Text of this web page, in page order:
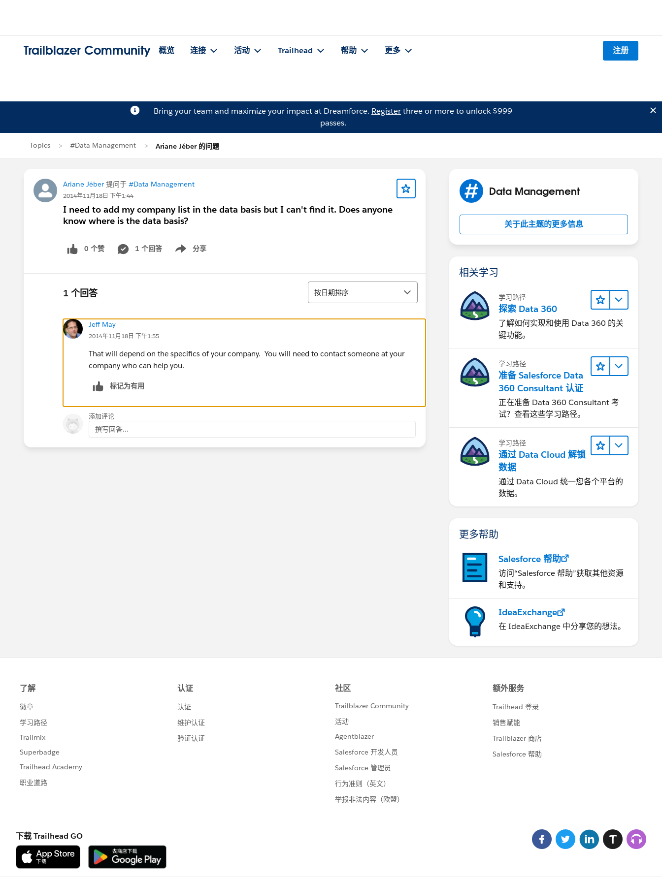
Trailblazer Community 概览 连接 活动 Trailhead 帮助 更多 注册
Bring your team and maximize your impact at Dreamforce. Registerthree or more to unlock $999
passes.
Topics #Data Management Ariane Jéber 的问题
Ariane Jéber 提问于 #Data Management
2014年11月18日 下午1:44
I need to add my company list in the data basis but I can't find it. Does anyone
know where is the data basis?
0 个赞 1 个回答 分享
Show menu
1 个回答 排序
按日期排序
Jeff May
2014年11月18日 下午1:55
That will depend on the specifics of your company. You will need to contact someone at your
company who can help you.
标记为有用
添加评论
撰写回答...
Data Management
关于此主题的更多信息
相关学习
学习路径
探索 Data 360
了解如何实现和使用 Data 360 的关
键功能。
学习路径
准备 Salesforce Data
360 Consultant 认证
正在准备 Data 360 Consultant 考
试？查看这些学习路径。
学习路径
通过 Data Cloud 解锁
数据
通过 Data Cloud 统一您各个平台的
数据。
更多帮助
Salesforce 帮助
访问“Salesforce 帮助”获取其他资源
和支持。
IdeaExchange
在 IdeaExchange 中分享您的想法。